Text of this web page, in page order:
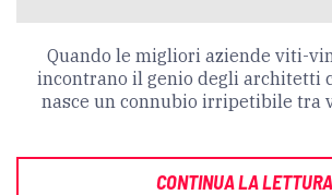
Quando le migliori aziende viti-
incontrano il genio degli architetti
nasce un connubio irripetibile tra
CONTINUA LA LETTURA